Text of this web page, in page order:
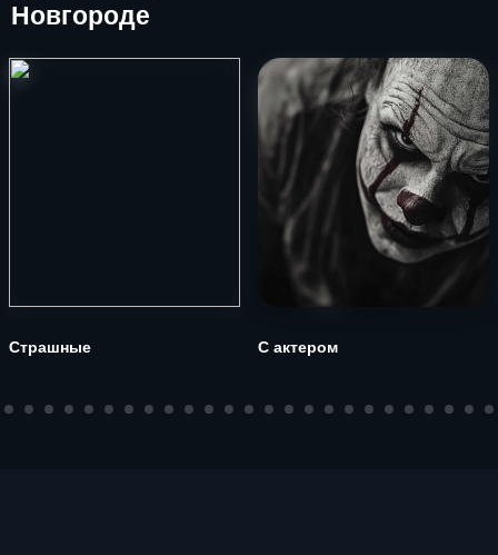
Новгороде
Страшные С актером